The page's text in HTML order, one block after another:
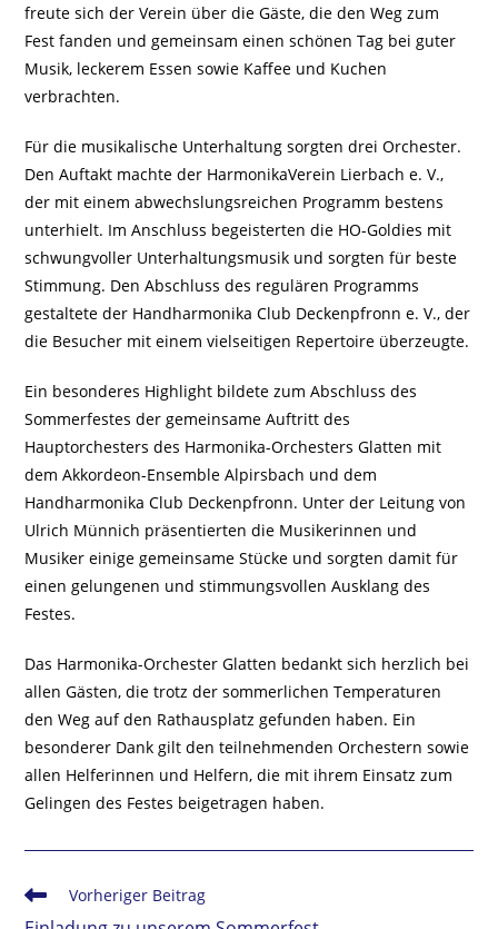
freute sich der Verein über die Gäste, die den Weg zum
Fest fanden und gemeinsam einen schönen Tag bei guter
Musik, leckerem Essen sowie Kaffee und Kuchen
verbrachten.
Für die musikalische Unterhaltung sorgten drei Orchester.
Den Auftakt machte der HarmonikaVerein Lierbach e. V.,
der mit einem abwechslungsreichen Programm bestens
unterhielt. Im Anschluss begeisterten die HO-Goldies mit
schwungvoller Unterhaltungsmusik und sorgten für beste
Stimmung. Den Abschluss des regulären Programms
gestaltete der Handharmonika Club Deckenpfronn e. V., der
die Besucher mit einem vielseitigen Repertoire überzeugte.
Ein besonderes Highlight bildete zum Abschluss des
Sommerfestes der gemeinsame Auftritt des
Hauptorchesters des Harmonika-Orchesters Glatten mit
dem Akkordeon-Ensemble Alpirsbach und dem
Handharmonika Club Deckenpfronn. Unter der Leitung von
Ulrich Münnich präsentierten die Musikerinnen und
Musiker einige gemeinsame Stücke und sorgten damit für
einen gelungenen und stimmungsvollen Ausklang des
Festes.
Das Harmonika-Orchester Glatten bedankt sich herzlich bei
allen Gästen, die trotz der sommerlichen Temperaturen
den Weg auf den Rathausplatz gefunden haben. Ein
besonderer Dank gilt den teilnehmenden Orchestern sowie
allen Helferinnen und Helfern, die mit ihrem Einsatz zum
Gelingen des Festes beigetragen haben.
WeitereVorheriger Beitrag